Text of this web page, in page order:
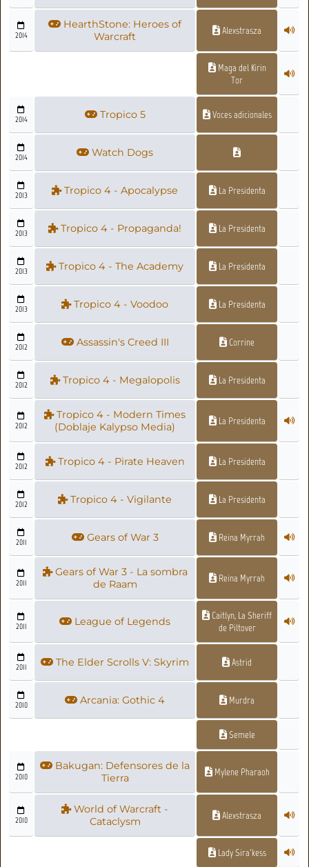
2014
HearthStone: Heroes of
Warcraft
Alexstrasza
Maga del Kirin
Tor
2014 Tropico 5 Voces adicionales
2014 Watch Dogs
2013 Tropico 4 - Apocalypse La Presidenta
2013 Tropico 4 - Propaganda! La Presidenta
2013 Tropico 4 - The Academy La Presidenta
2013 Tropico 4 - Voodoo La Presidenta
2012 Assassin's Creed III Corrine
2012 Tropico 4 - Megalopolis La Presidenta
2012
Tropico 4 - Modern Times
(Doblaje Kalypso Media)
La Presidenta
2012 Tropico 4 - Pirate Heaven La Presidenta
2012 Tropico 4 - Vigilante La Presidenta
2011 Gears of War 3 Reina Myrrah
2011
Gears of War 3 - La sombra
de Raam
Reina Myrrah
2011 League of Legends
Caitlyn, La Sheriff
de Piltover
2011 The Elder Scrolls V: Skyrim Astrid
2010 Arcania: Gothic 4 Murdra
Semele
2010
Bakugan: Defensores de la
Tierra
Mylene Pharaoh
2010
World of Warcraft -
Cataclysm
Alexstrasza
Lady Sira'kess